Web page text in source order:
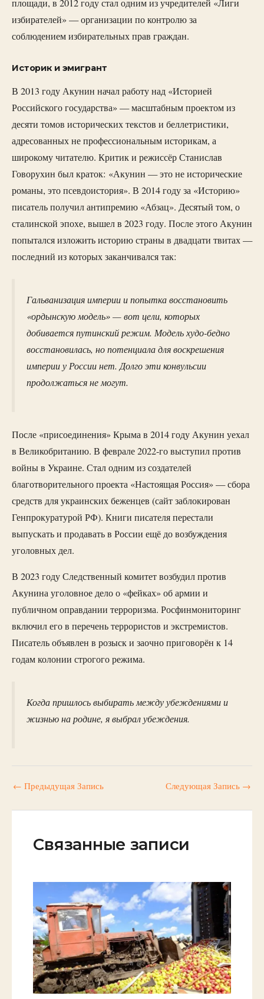
площади, в 2012 году стал одним из учредителей «Лиги
избирателей» — организации по контролю за
соблюдением избирательных прав граждан.
Историк и эмигрант
В 2013 году Акунин начал работу над «Историей
Российского государства» — масштабным проектом из
десяти томов исторических текстов и беллетристики,
адресованных не профессиональным историкам, а
широкому читателю. Критик и режиссёр Станислав
Говорухин был краток: «Акунин — это не исторические
романы, это псевдоистория». В 2014 году за «Историю»
писатель получил антипремию «Абзац». Десятый том, о
сталинской эпохе, вышел в 2023 году. После этого Акунин
попытался изложить историю страны в двадцати твитах —
последний из которых заканчивался так:
Гальванизация империи и попытка восстановить
«ордынскую модель» — вот цели, которых
добивается путинский режим. Модель худо-бедно
восстановилась, но потенциала для воскрешения
империи у России нет. Долго эти конвульсии
продолжаться не могут.
После «присоединения» Крыма в 2014 году Акунин уехал
в Великобританию. В феврале 2022-го выступил против
войны в Украине. Стал одним из создателей
благотворительного проекта «Настоящая Россия» — сбора
средств для украинских беженцев (сайт заблокирован
Генпрокуратурой РФ). Книги писателя перестали
выпускать и продавать в России ещё до возбуждения
уголовных дел.
В 2023 году Следственный комитет возбудил против
Акунина уголовное дело о «фейках» об армии и
публичном оправдании терроризма. Росфинмониторинг
включил его в перечень террористов и экстремистов.
Писатель объявлен в розыск и заочно приговорён к 14
годам колонии строгого режима.
Когда пришлось выбирать между убеждениями и
жизнью на родине, я выбрал убеждения.
← Предыдущая Запись Следующая Запись →
Связанные записи